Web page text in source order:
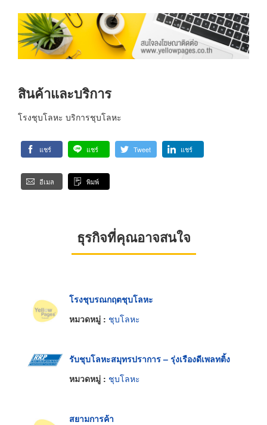
สินค้าและบริการ
โรงชุบโลหะ บริการชุบโลหะ
แชร์ แชร์ Tweet แชร์
อีเมล พิมพ์
ธุรกิจที่คุณอาจสนใจ
โรงชุบรณกฤตชุบโลหะ
หมวดหมู่ : ชุบโลหะ
รับชุบโลหะสมุทรปราการ – รุ่งเรืองดีเพลทติ้ง
หมวดหมู่ : ชุบโลหะ
สยามการค้า